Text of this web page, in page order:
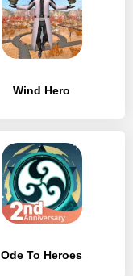
Wind Hero
Ode To Heroes